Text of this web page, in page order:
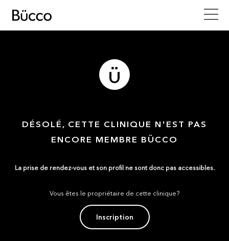
DÉSOLÉ, CETTE CLINIQUE N'EST PAS
ENCORE MEMBRE BÜCCO
La prise de rendez-vous et son profil ne sont donc pas accessibles.
Vous êtes le propriétaire de cette clinique?
Inscription